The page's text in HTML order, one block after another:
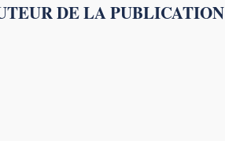
DE LA PUBLICATION